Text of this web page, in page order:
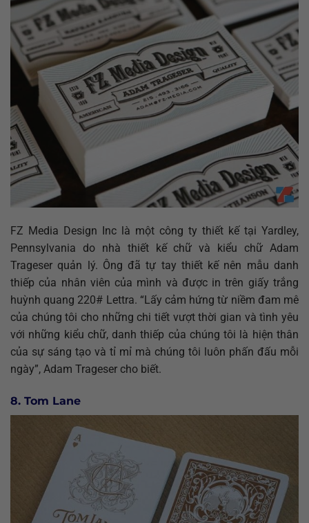
FZ Media Design Inc là một công ty thiết kế tại Yardley,
Pennsylvania do nhà thiết kế chữ và kiểu chữ Adam
Trageser quản lý. Ông đã tự tay thiết kế nên mẫu danh
thiếp của nhân viên của mình và được in trên giấy trắng
huỳnh quang 220# Lettra. “Lấy cảm hứng từ niềm đam mê
của chúng tôi cho những chi tiết vượt thời gian và tình yêu
với những kiểu chữ, danh thiếp của chúng tôi là hiện thân
của sự sáng tạo và tỉ mỉ mà chúng tôi luôn phấn đấu mỗi
ngày”, Adam Trageser cho biết.
8. Tom Lane